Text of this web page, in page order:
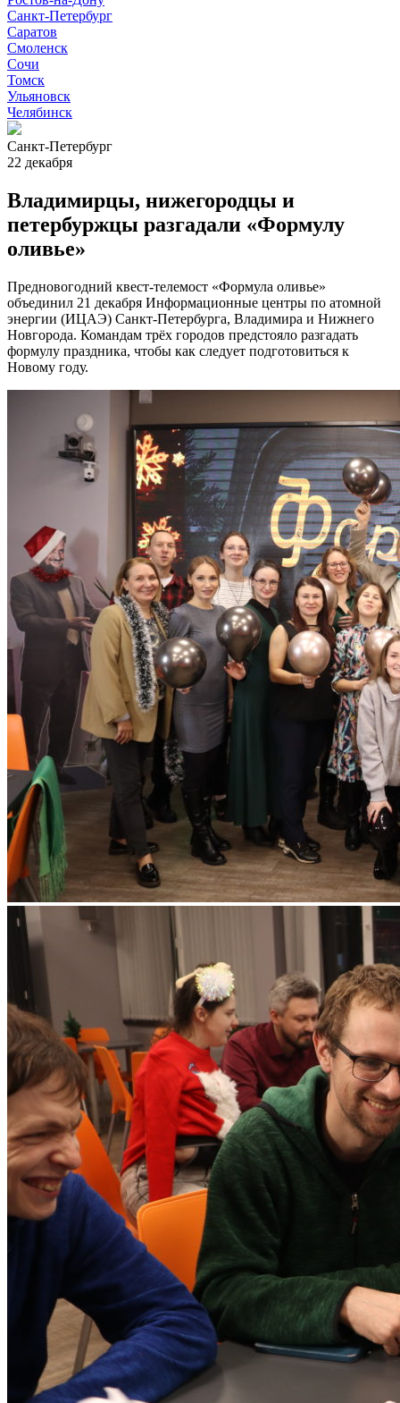
Санкт-Петербург
Саратов
Смоленск
Сочи
Томск
Ульяновск
Челябинск
Санкт-Петербург
22 декабря
Владимирцы, нижегородцы и
петербуржцы разгадали «Формулу
оливье»
Предновогодний квест-телемост «Формула оливье»
объединил 21 декабря Информационные центры по атомной
энергии (ИЦАЭ) Санкт-Петербурга, Владимира и Нижнего
Новгорода. Командам трёх городов предстояло разгадать
формулу праздника, чтобы как следует подготовиться к
Новому году.